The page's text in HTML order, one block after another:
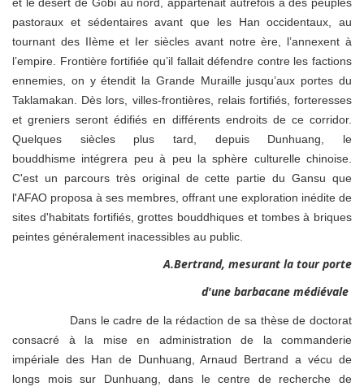
pastoraux et sédentaires avant que les Han occidentaux, au
tournant des IIème et Ier siècles avant notre ère, l’annexent à
l’empire. Frontière fortifiée qu’il fallait défendre contre les factions
ennemies, on y étendit la Grande Muraille jusqu’aux portes du
Taklamakan. Dès lors, villes-frontières, relais fortifiés, forteresses
et greniers seront édifiés en différents endroits de ce corridor.
Quelques siècles plus tard, depuis Dunhuang, le
bouddhisme intégrera peu à peu la sphère culturelle chinoise.
C'est un parcours très original de cette partie du Gansu que
l'AFAO proposa à ses membres, offrant une exploration inédite de
sites d'habitats fortifiés, grottes bouddhiques et tombes à briques
peintes généralement inacessibles au public.
A.Bertrand, mesurant la tour porte
d'une barbacane médiévale
Dans le cadre de la rédaction de sa thèse de doctorat
consacré à la mise en administration de la commanderie
impériale des Han de Dunhuang, Arnaud Bertrand a vécu de
longs mois sur Dunhuang, dans le centre de recherche de